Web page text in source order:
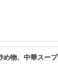
物、中華スープ